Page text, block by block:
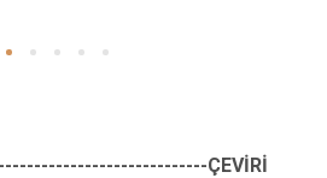
ÇEVİRİ